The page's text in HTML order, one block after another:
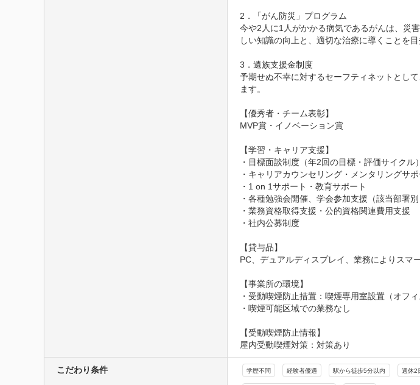
2．「がん防災」プログラム
今や2人に1人がかかる病気であるがんは、災
しい知識の向上と、適切な治療に導くことを
3．遺族支援金制度
予期せぬ不幸に対するセーフティネットとし
ます。
【優秀者・チーム表彰】
MVP賞・イノベーション賞
【学習・キャリア支援】
・目標面談制度（年2回の目標・評価サイクル）
・キャリアカウンセリング・メンタリングサポ
・1 on 1サポート・教育サポート
・各種勉強会開催、学会参加支援（該当部署別
・業務資格取得支援・公的資格関連費用支援
・社内公募制度
【貸与品】
PC、デュアルディスプレイ、業務によりスマ
【事業所の環境】
・受動喫煙防止措置：喫煙専用室設置（オフィ
・喫煙可能区域での業務なし
【受動喫煙防止情報】
屋内受動喫煙対策：対策あり
こだわり条件 学歴不問 経験者優遇 駅から徒歩5分以内 週休2